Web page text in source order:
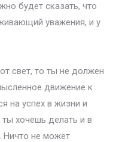
будет сказать, что
уважения, и у
свет, то ты не должен
движение к
на успех в жизни и
хочешь делать и в
Ничто не может